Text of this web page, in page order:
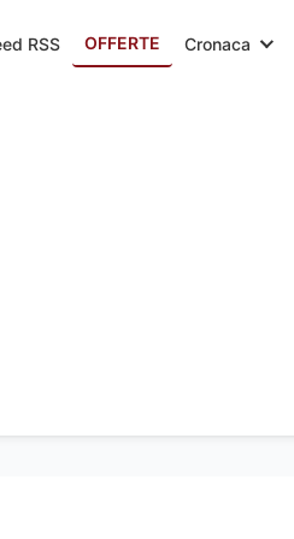
RSS OFFERTE Cronaca